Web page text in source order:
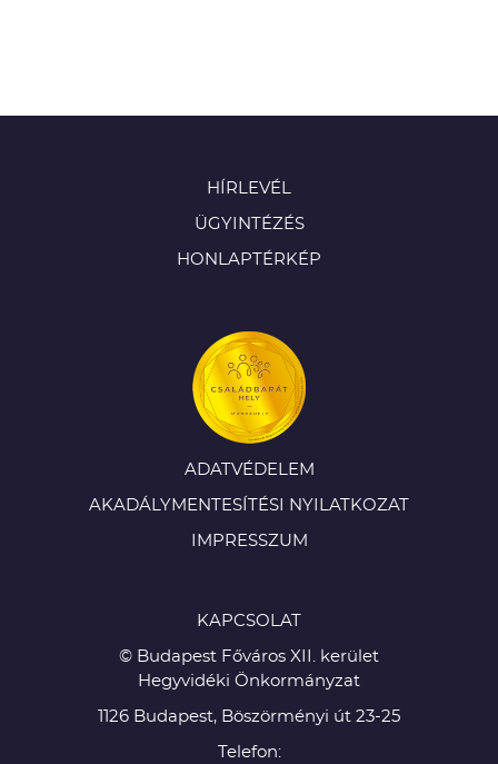
HÍRLEVÉL
ÜGYINTÉZÉS
HONLAPTÉRKÉP
ADATVÉDELEM
AKADÁLYMENTESÍTÉSI NYILATKOZAT
IMPRESSZUM
KAPCSOLAT
© Budapest Főváros XII. kerület
Hegyvidéki Önkormányzat
1126 Budapest, Böszörményi út 23-25
Telefon: